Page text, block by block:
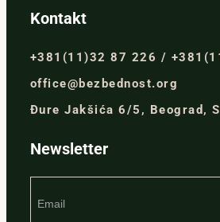
Kontakt
+381(11)32 87 226 /
office@bezbednost.org
Đure Jakšića 6/5, Beograd,
Newsletter